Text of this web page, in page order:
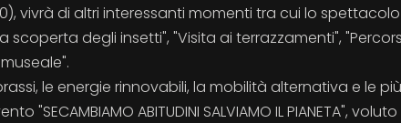
vivrà di altri interessanti momenti tra cui lo
degli insetti", "Visita ai terrazzamenti",
le energie rinnovabili, la mobilità alternativa e le
ABITUDINI SALVIAMO IL PIANETA",